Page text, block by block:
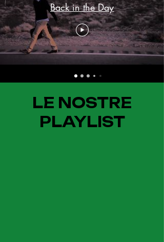
Back in the Day
LE NOSTRE
PLAYLIST